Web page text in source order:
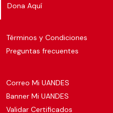
Dona Aquí
Términos y Condiciones
Preguntas frecuentes
Correo Mi UANDES
Banner Mi UANDES
Validar Certificados